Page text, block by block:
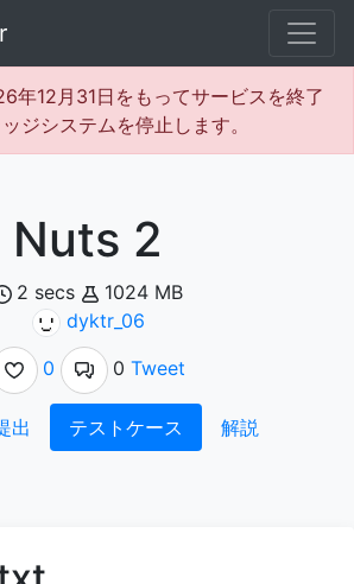
年12月31日をもってサービスを終了
ジシステムを停止します。
Nuts 2
2 secs
1024 MB
dyktr_06
0
0 Tweet
出 テストケース 解説